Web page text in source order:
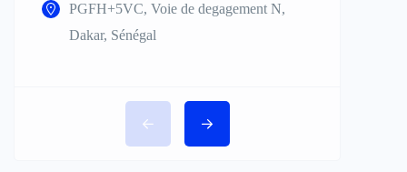
PGFH+5VC, Voie de degagement N,
Dakar, Sénégal